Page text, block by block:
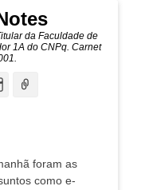
da Faculdade de
1A do CNPq. Carnet
Instagram
foram as
como e-